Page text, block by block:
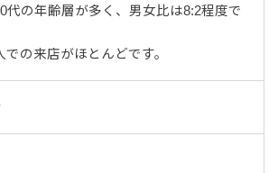
代の年齢層が多く、男女比は8:2程度で
での来店がほとんどです。